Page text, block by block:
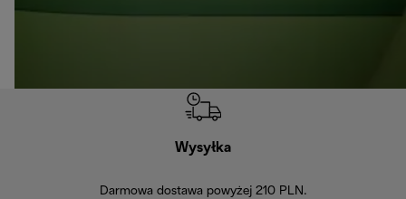
Wysyłka
Darmowa dostawa powyżej 210 PLN.